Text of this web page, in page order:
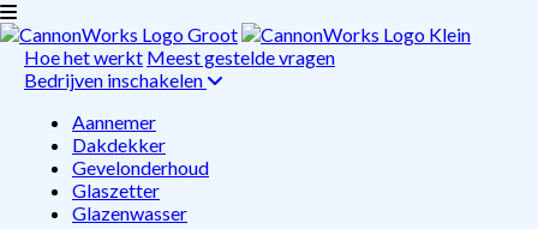
Hoe het werkt Meest gestelde vragen
Bedrijven inschakelen
Aannemer
Dakdekker
Gevelonderhoud
Glaszetter
Glazenwasser